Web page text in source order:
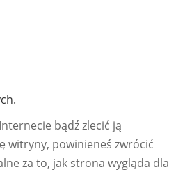
bądź zlecić ją
witryny, powinieneś zwrócić
za to, jak strona wygląda dla